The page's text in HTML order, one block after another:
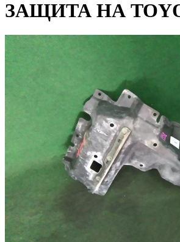
ЗАЩИТА НА